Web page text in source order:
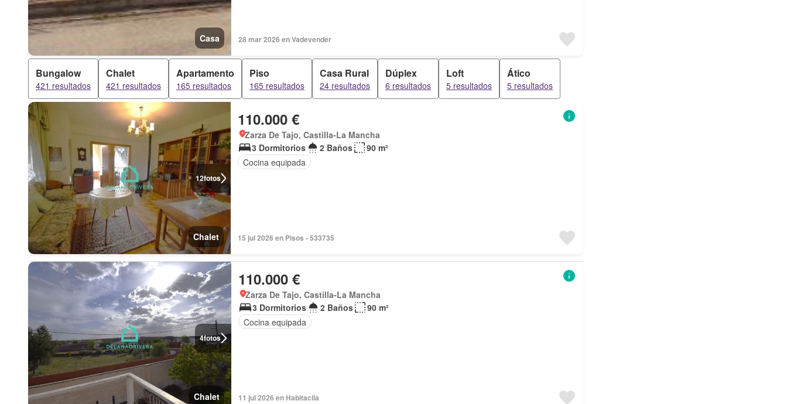
Casa 28 mar 2026 en Vadevender
Bungalow
421 resultados
Chalet
421 resultados
Apartamento
165 resultados
Piso
165 resultados
Casa Rural
24 resultados
Dúplex
6 resultados
Loft
5 resultados
Ático
5 resultados
12fotos
Chalet
110.000 €
Zarza De Tajo, Castilla-La Mancha
3 Dormitorios
2 Baños
90 m²
Cocina equipada
15 jul 2026 en Pisos - 533735
4fotos
Chalet
110.000 €
Zarza De Tajo, Castilla-La Mancha
3 Dormitorios
2 Baños
90 m²
Cocina equipada
11 jul 2026 en Habitaclia